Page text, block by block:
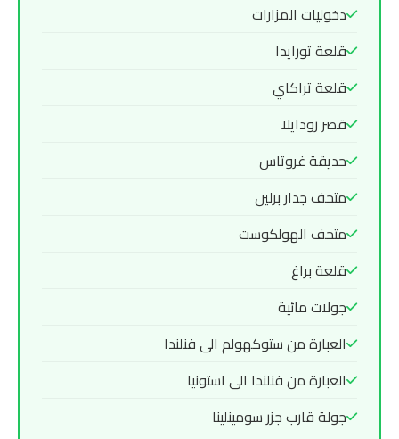
دخوليات المزارات
قلعة تورايدا
قلعة تراكاي
قصر رودايلا
حديقة غروتاس
متحف جدار برلين
متحف الهولكوست
قلعة براغ
جولات مائية
العبارة من ستوكهولم الى فنلندا
العبارة من فنلندا الى استونيا
جولة قارب جزر سومينلينا